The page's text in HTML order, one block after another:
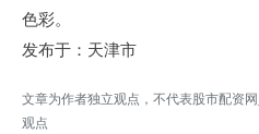
色彩。
发布于：天津市
文章为作者独立观点，不代表股市配资
观点